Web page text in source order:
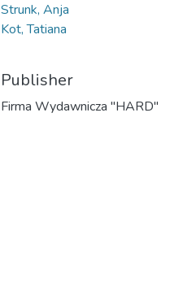
Strunk, Anja
Kot, Tatiana
Publisher
Firma Wydawnicza "HARD"